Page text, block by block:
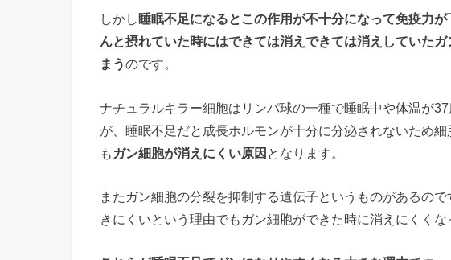
しかし 睡眠不足になるとこの作用が不十分になって免疫力
んと摂れていた時にはできては消えできては消えしていた
まうのです。
ナチュラルキラー細胞はリンパ球の一種で睡眠中や体温が
が、睡眠不足だと成長ホルモンが十分に分泌されないため
も ガン細胞が消えにくい原因 となります。
またガン細胞の分裂を抑制する遺伝子というものがあるの
きにくいという理由でもガン細胞ができた時に消えにくくな